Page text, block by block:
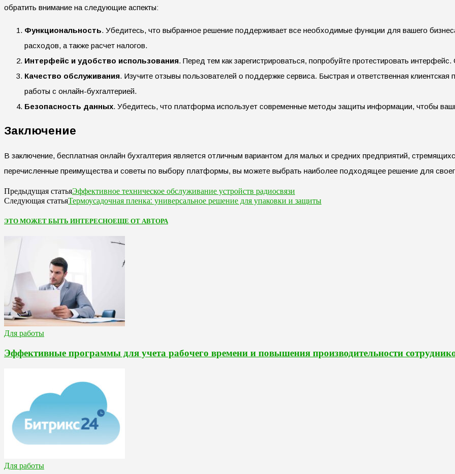
обратить внимание на следующие аспекты:
Функциональность. Убедитесь, что выбранное решение поддерживает все необходимые функции для вашего
расходов, а также расчет налогов.
Интерфейс и удобство использования. Перед тем как зарегистрироваться, попробуйте протестировать
Качество обслуживания. Изучите отзывы пользователей о поддержке сервиса. Быстрая и ответственная
работы с онлайн-бухгалтерией.
Безопасность данных. Убедитесь, что платформа использует современные методы защиты информации, чтобы
Заключение
В заключение, бесплатная онлайн бухгалтерия является отличным вариантом для малых и средних предприятий,
перечисленные преимущества и советы по выбору платформы, вы можете выбрать наиболее подходящее решение для
Предыдущая статьяЭффективное техническое обслуживание устройств радиосвязи
Следующая статьяТермоусадочная пленка: универсальное решение для упаковки и защиты
ЭТО МОЖЕТ БЫТЬ ИНТЕРЕСНОЕЩЕ ОТ АВТОРА
Для работы
Эффективные программы для учета рабочего времени и повышения производительности
Для работы